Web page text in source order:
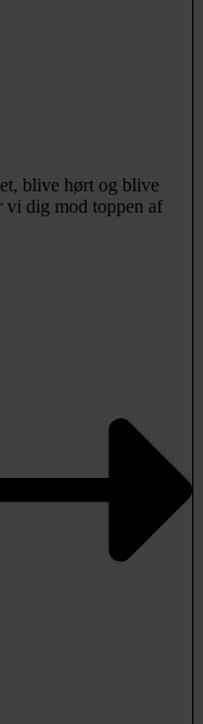
blive hørt og blive
vi dig mod toppen af